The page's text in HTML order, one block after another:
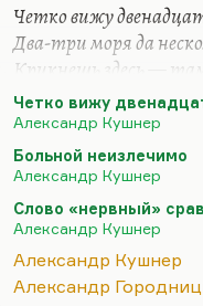
Четко вижу
Два-три моря да
Крикнешь здесь —
Так что ласточки в
Занести, обогнав
В Корнуэльс из
А сейчас что за век,
Где письмо? Не
Даром волны шумят,
Иль и впрямь
Отменен, похоронен
Четко вижу
Александр Кушнер
Больной неизлечимо
Александр Кушнер
Слово «нервный»
Александр Кушнер
Александр Кушнер
Александр